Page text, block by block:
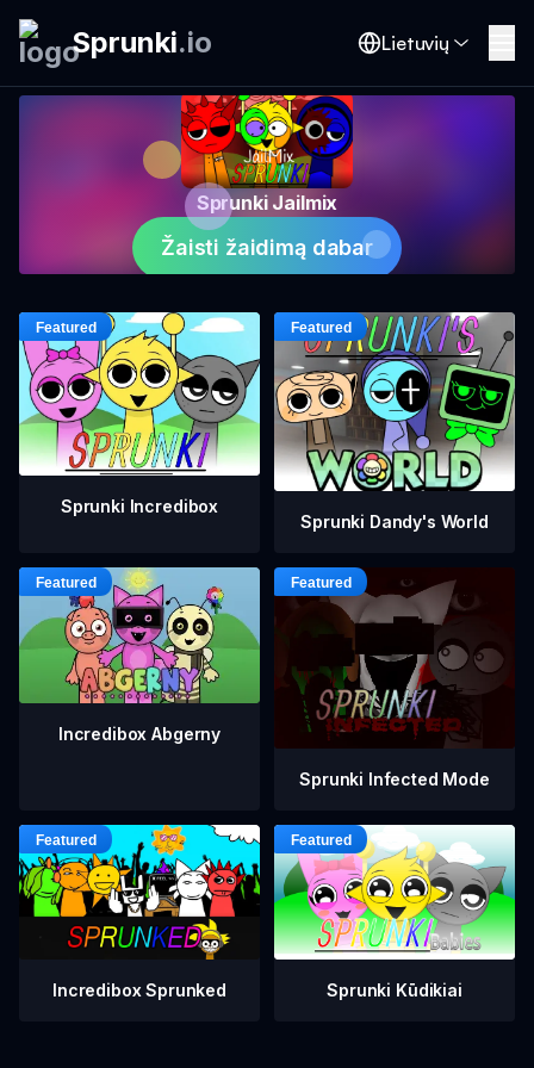
Sprunki.io Lietuvių
Sprunki Jailmix
Žaisti žaidimą dabar
Sprunki Incredibox
Sprunki Dandy's World
Incredibox Abgerny
Sprunki Infected Mode
Incredibox Sprunked Sprunki Kūdikiai